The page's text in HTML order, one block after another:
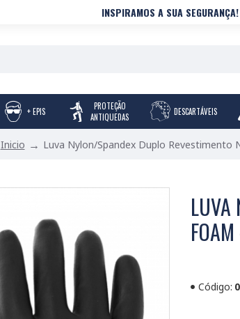
INSPIRAMOS A SUA SEGURANÇA!
+ EPIS
PROTEÇÃO
ANTIQUEDAS
DESCARTÁVEIS
Inicio Luva Nylon/Spandex Duplo Revestimento
LUVA
Código: